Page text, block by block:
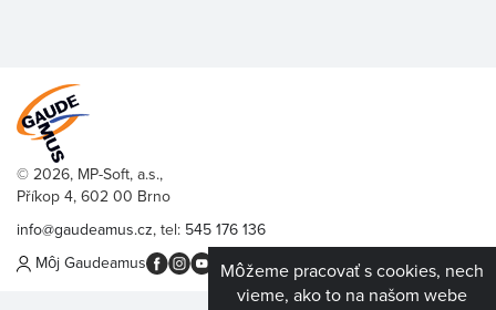
Môžeme pracovať s cookies, nech
vieme, ako to na našom webe
© 2026, MP-Soft, a.s.,
Příkop 4, 602 00 Brno
info@gaudeamus.cz, tel: 545 176 136
Môj Gaudeamus